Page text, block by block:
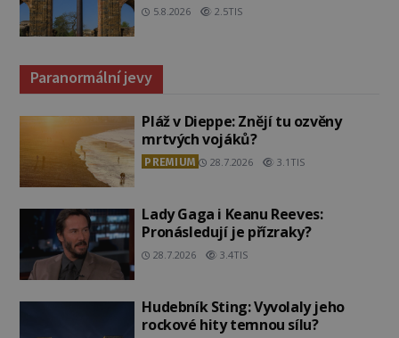
5.8.2026 2.5TIS
Paranormální jevy
Pláž v Dieppe: Znějí tu ozvěny
mrtvých vojáků?
PREMIUM 28.7.2026 3.1TIS
Lady Gaga i Keanu Reeves:
Pronásledují je přízraky?
28.7.2026 3.4TIS
Hudebník Sting: Vyvolaly jeho
rockové hity temnou sílu?